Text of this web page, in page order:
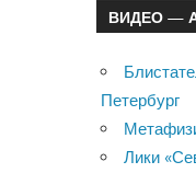
ВИДЕО —
Петербург
Лики